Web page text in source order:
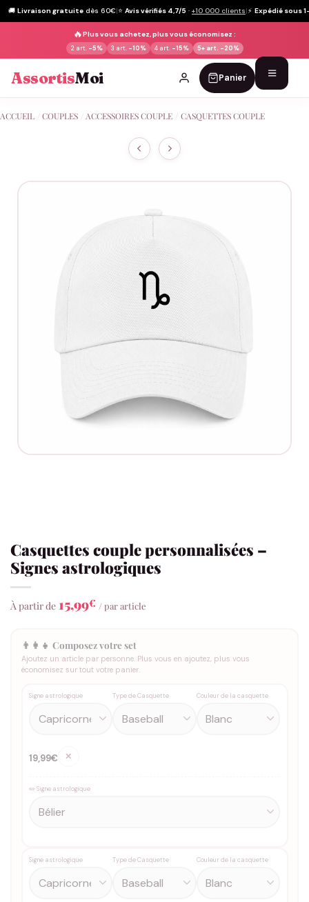
🚚 Livraison gratuite dès 60€|⭐ Avis vérifiés 4,7/5 · +10 000 clients|⚡ Expédié sous
🔥Plus vous achetez, plus vous économisez :
2 art. -5% 3 art. -10% 4 art. -15% 5+ art. -20%
AssortisMoi Panier
au
ACCUEIL COUPLES ACCESSOIRES COUPLE CASQUETTES COUPLE
Casquettes couple personnalisées –
Signes astrologiques
À partir de 15,99€ / par article
👨‍👩‍👧 Composez votre set
Ajoutez un article par personne. Plus vous en ajoutez, plus vous
économisez sur tout votre panier.
Signe astrologique Type de Casquette Couleur de la casquette
19,99€ ✕
✏️ Signe astrologique
Signe astrologique Type de Casquette Couleur de la casquette